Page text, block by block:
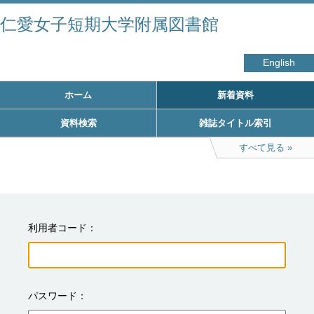
仁愛女子短期大学附属図書館
English
ホーム 新着資料
資料検索 雑誌タイトル索引
すべて見る
利用者コード
パスワード